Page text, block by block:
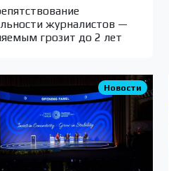
журналистов —
грозит до 2 лет
Новости